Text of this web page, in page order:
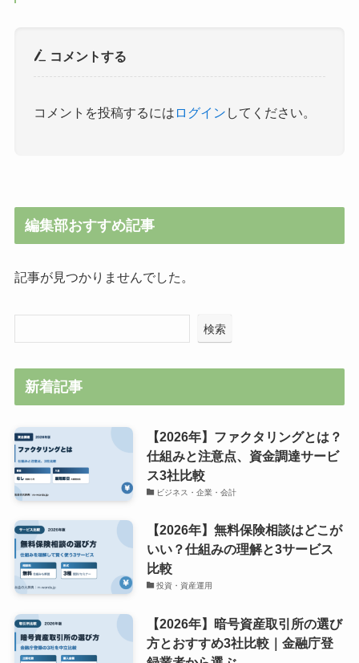
コメントする
コメントを投稿するには ログイン してください。
編集部おすすめ記事
記事が見つかりませんでした。
検索
新着記事
【2026年】ファクタリングとは？
仕組みと注意点、資金調達サービ
ス3社比較
ビジネス・企業・会計
【2026年】無料保険相談はどこが
いい？仕組みの理解と3サービス
比較
投資・資産運用
【2026年】暗号資産取引所の選び
方とおすすめ3社比較｜金融庁登